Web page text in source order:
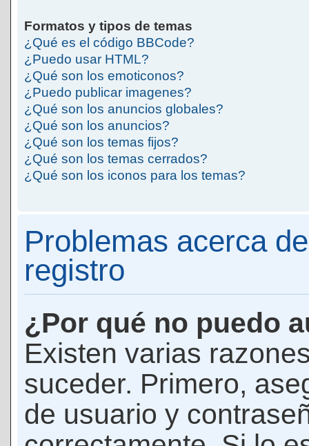
Formatos y tipos de temas
¿Qué es el código BBCode?
¿Puedo usar HTML?
¿Qué son los emoticonos?
¿Puedo publicar imagenes?
¿Qué son los anuncios globales?
¿Qué son los anuncios?
¿Qué son los temas fijos?
¿Qué son los temas cerrados?
¿Qué son los iconos para los temas?
Problemas acerca
registro
¿Por qué no puedo
Existen varias
suceder. Primero,
de usuario y